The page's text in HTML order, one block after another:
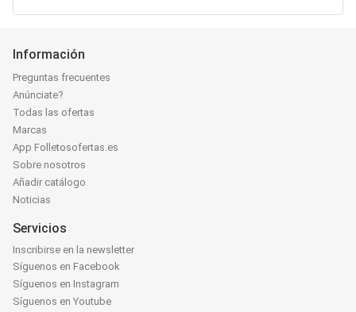
Información
Preguntas frecuentes
Anúnciate?
Todas las ofertas
Marcas
App Folletosofertas.es
Sobre nosotros
Añadir catálogo
Noticias
Servicios
Inscribirse en la newsletter
Síguenos en Facebook
Síguenos en Instagram
Síguenos en Youtube